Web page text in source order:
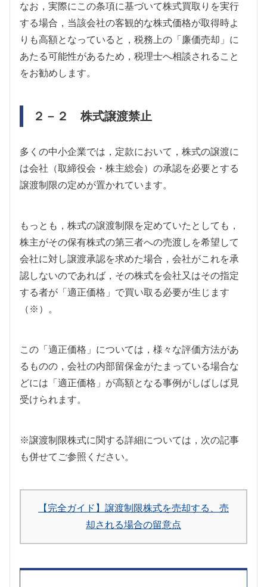
なお，実際にこの条項に基づいて株式買取りを実行
する場合，当該会社の客観的な株式価格が取得時よ
りも高額となっていると，税務上の「廉価売却」に
あたる可能性があるため，税理士へ相談されること
をお勧めします。
２－２ 株式譲渡禁止
多くの中小企業では，定款において，株式の譲渡に
は会社（取締役会・株主総会）の承認を必要とする
譲渡制限の定めが置かれています。
もっとも，株式の譲渡制限を定めていたとしても，
株主がその保有株式の第三者への売渡しを希望して
会社に対し譲渡承認を求めた場合，会社がこれを承
認しないのであれば，その株式を会社又はその指定
する者が「適正価格」で買い取る必要が生じます
（※）。
この「適正価格」については，様々な評価方法があ
るものの，会社の内部留保金がたまっている場合な
どには「適正価格」が高額となる事例がしばしば見
受けられます。
※譲渡制限株式に関する詳細については，次の記事
も併せてご参照ください。
【完全ガイド】譲渡制限株式を売却する、売
却される場合の留意点